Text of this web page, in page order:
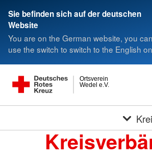
Sie befinden sich auf der deutschen
Website
You are on the German website, you can
use the switch to switch to the English
Wedel e.V.
Ortsverein